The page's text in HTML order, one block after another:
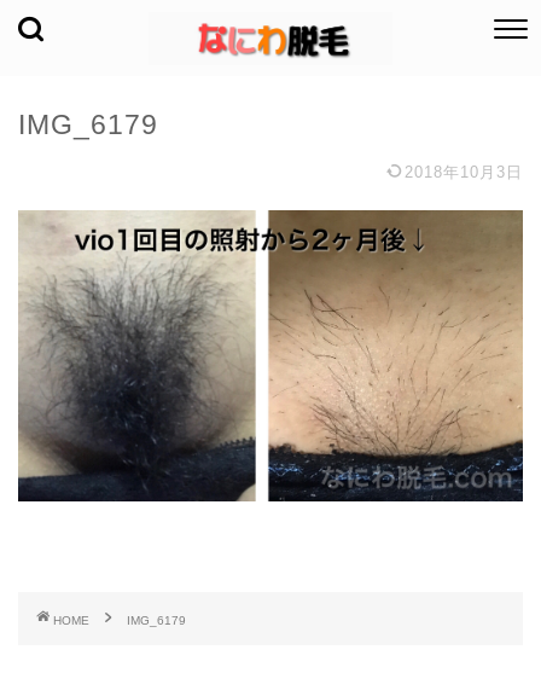
IMG_6179
2018年10月3日
HOME IMG_6179